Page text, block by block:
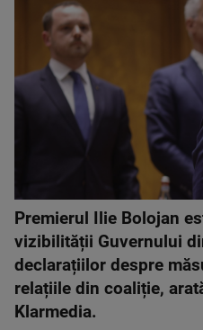
Premierul Ilie Bolojan
vizibilității Guvernului
declarațiilor despre
relațiile din coaliție,
Klarmedia.